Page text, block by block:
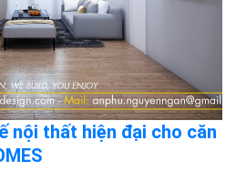
nội thất hiện đại cho căn